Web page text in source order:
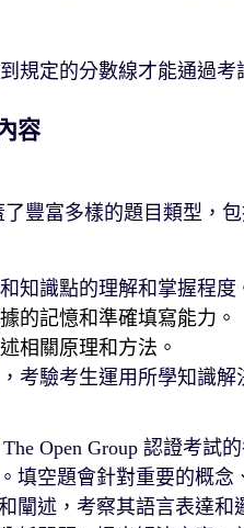
規定的分數線才能通過
容
了豐富多樣的題目類型，
知識點的理解和掌握程度
的記憶和準確填寫能力。
相關原理和方法。
考驗考生運用所學知識解
Open Group 認證考試
填空題會針對重要的概
闡述，考察其語言表達